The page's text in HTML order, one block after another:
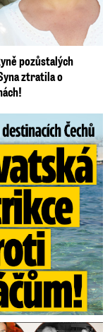
pozůstalých
ztratila o
naháčům!